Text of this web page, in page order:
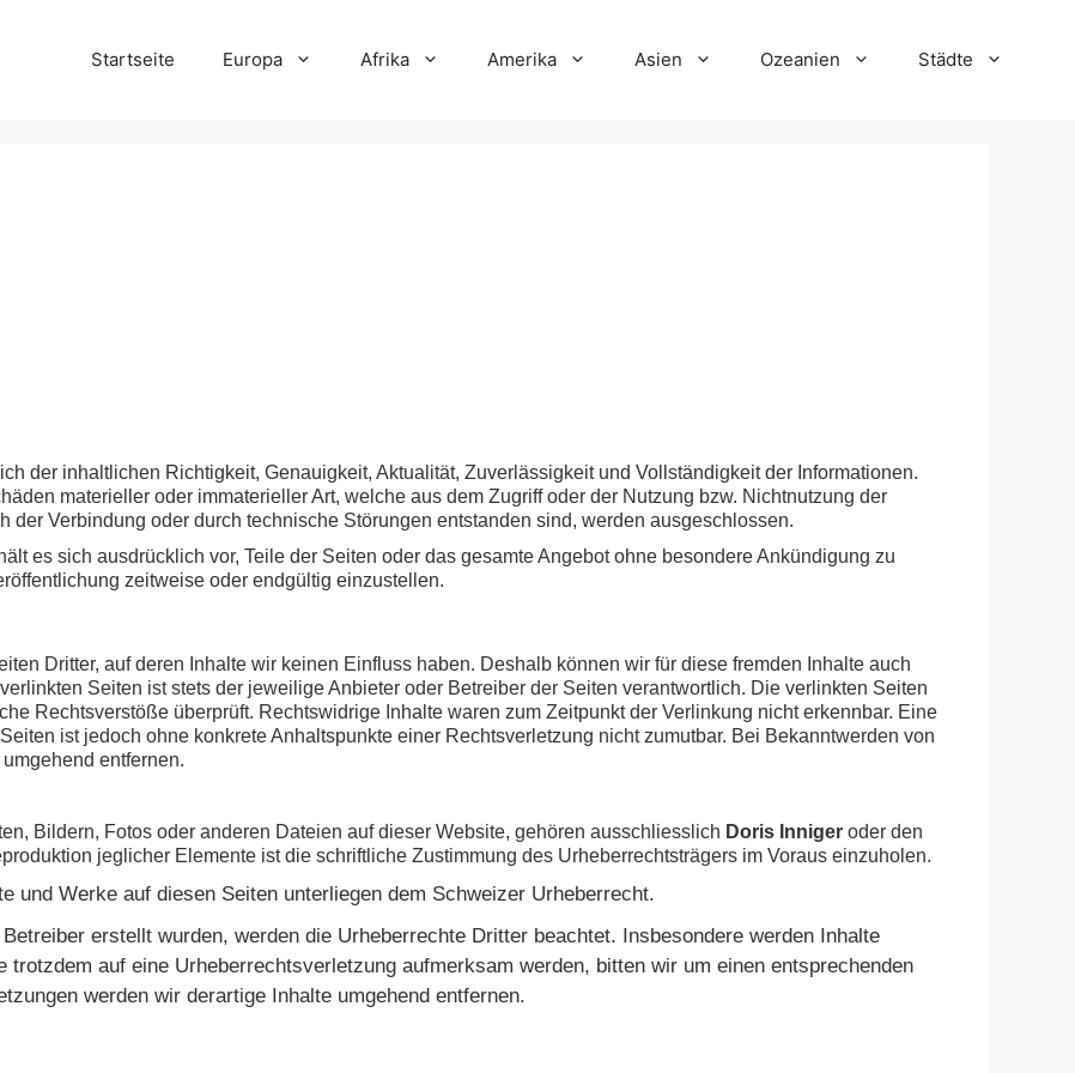
Startseite Europa Afrika Amerika Asien Ozeanien Städte
der inhaltlichen Richtigkeit, Genauigkeit, Aktualität, Zuverlässigkeit und Vollständigkeit der Informationen.
materieller oder immaterieller Art, welche aus dem Zugriff oder der Nutzung bzw. Nichtnutzung der
der Verbindung oder durch technische Störungen entstanden sind, werden ausgeschlossen.
es sich ausdrücklich vor, Teile der Seiten oder das gesamte Angebot ohne besondere Ankündigung zu
zeitweise oder endgültig einzustellen.
Dritter, auf deren Inhalte wir keinen Einfluss haben. Deshalb können wir für diese fremden Inhalte auch
Seiten ist stets der jeweilige Anbieter oder Betreiber der Seiten verantwortlich. Die verlinkten Seiten
Rechtsverstöße überprüft. Rechtswidrige Inhalte waren zum Zeitpunkt der Verlinkung nicht erkennbar. Eine
ist jedoch ohne konkrete Anhaltspunkte einer Rechtsverletzung nicht zumutbar. Bei Bekanntwerden von
entfernen.
Bildern, Fotos oder anderen Dateien auf dieser Website, gehören ausschliesslich Doris Inniger oder den
jeglicher Elemente ist die schriftliche Zustimmung des Urheberrechtsträgers im Voraus einzuholen.
und Werke auf diesen Seiten unterliegen dem Schweizer Urheberrecht.
erstellt wurden, werden die Urheberrechte Dritter beachtet. Insbesondere werden Inhalte
auf eine Urheberrechtsverletzung aufmerksam werden, bitten wir um einen entsprechenden
werden wir derartige Inhalte umgehend entfernen.